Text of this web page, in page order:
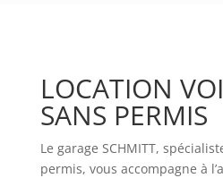
LOCATION
SANS PERMIS
Le garage SCHMITT,
permis, vous accompagne à